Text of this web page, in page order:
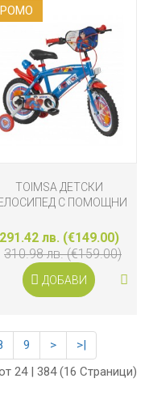
TOIMSA ДЕТСКИ
С ПОМОЩНИ
ИНЧА
291.42 лв. (€149.00)
310.98 лв. (€159.00)
ДОБАВИ
9 >
>|
24 | 384 (16 Страници)